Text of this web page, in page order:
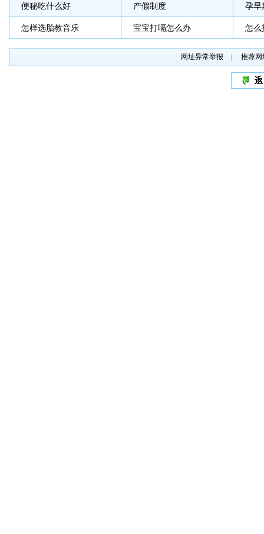
便秘吃什么好 产假制度 孕早
怎样选胎教音乐 宝宝打嗝怎么办 怎么
网址异常举报 推荐网